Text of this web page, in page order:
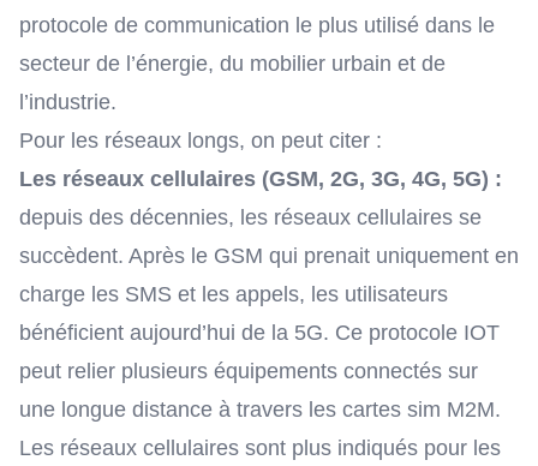
protocole de communication le plus utilisé dans le
secteur de l’énergie, du mobilier urbain et de
l’industrie.
Pour les réseaux longs, on peut citer :
Les réseaux cellulaires (GSM, 2G, 3G, 4G, 5G) :
depuis des décennies, les réseaux cellulaires se
succèdent. Après le GSM qui prenait uniquement en
charge les SMS et les appels, les utilisateurs
bénéficient aujourd’hui de la 5G. Ce protocole IOT
peut relier plusieurs équipements connectés sur
une longue distance à travers les cartes sim M2M.
Les réseaux cellulaires sont plus indiqués pour les